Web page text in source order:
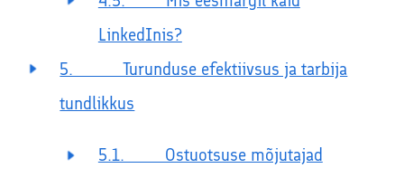
LinkedInis?
5. Turunduse efektiivsus ja tarbija
tundlikkus
5.1. Ostuotsuse mõjutajad